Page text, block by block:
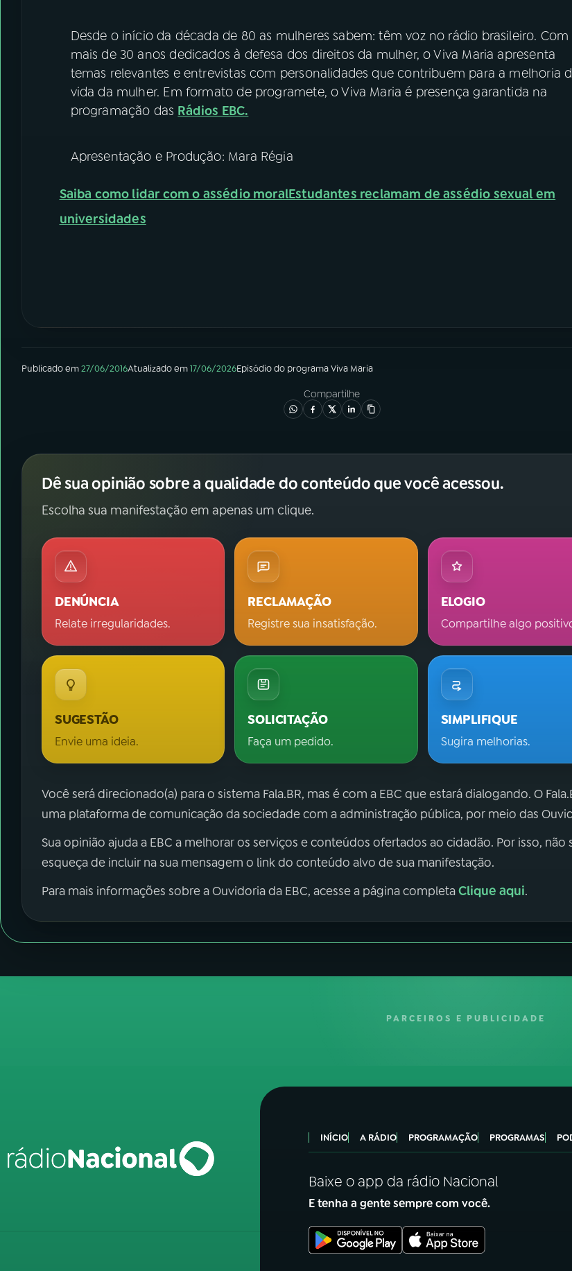
Desde o início da década de 80 as mulheres sabem: têm voz no rádio brasileiro. Com
mais de 30 anos dedicados à defesa dos direitos da mulher, o Viva Maria apresenta
temas relevantes e entrevistas com personalidades que contribuem para a melhoria
vida da mulher. Em formato de programete, o Viva Maria é presença garantida na
programação das Rádios EBC.
Apresentação e Produção: Mara Régia
Saiba como lidar com o assédio moralEstudantes reclamam de assédio sexual em
universidades
Publicado em27/06/2016Atualizado em17/06/2026Episódiodo programaViva Maria
Compartilhe
Dê sua opinião sobre a qualidade do conteúdo que você acessou.
Escolha sua manifestação em apenas um clique.
DENÚNCIA
Relate irregularidades.
RECLAMAÇÃO
Registre sua insatisfação.
ELOGIO
Compartilhe algo
SUGESTÃO
Envie uma ideia.
SOLICITAÇÃO
Faça um pedido.
SIMPLIFIQUE
Sugira melhorias.
Você será direcionado(a) para o sistema Fala.BR, mas é com a EBC que estará dialogando. O
uma plataforma de comunicação da sociedade com a administração pública, por meio das
Sua opinião ajuda a EBC a melhorar os serviços e conteúdos ofertados ao cidadão. Por isso, não
esqueça de incluir na sua mensagem o link do conteúdo alvo de sua manifestação.
Para mais informações sobre a Ouvidoria da EBC, acesse a página completaClique aqui.
PARCEIROS E PUBLICIDADE
INÍCIO A RÁDIO PROGRAMAÇÃO PROGRAMAS
Baixe o app da rádio Nacional
E tenha a gente sempre com você.